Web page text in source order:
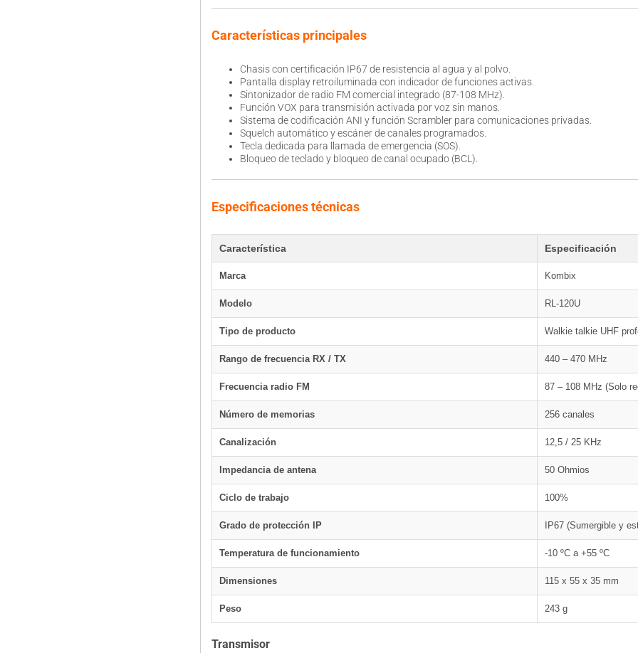
Características principales
Chasis con certificación IP67 de resistencia al agua y al polvo.
Pantalla display retroiluminada con indicador de funciones activas.
Sintonizador de radio FM comercial integrado (87-108 MHz).
Función VOX para transmisión activada por voz sin manos.
Sistema de codificación ANI y función Scrambler para comunicaciones privadas.
Squelch automático y escáner de canales programados.
Tecla dedicada para llamada de emergencia (SOS).
Bloqueo de teclado y bloqueo de canal ocupado (BCL).
Especificaciones técnicas
Característica Especificación
Marca Kombix
Modelo RL-120U
Tipo de producto Walkie talkie UHF
Rango de frecuencia RX / TX 440 – 470 MHz
Frecuencia radio FM 87 – 108 MHz (Solo
Número de memorias 256 canales
Canalización 12,5 / 25 KHz
Impedancia de antena 50 Ohmios
Ciclo de trabajo 100%
Grado de protección IP IP67 (Sumergible y
Temperatura de funcionamiento -10 ºC a +55 ºC
Dimensiones 115 x 55 x 35 mm
Peso 243 g
Transmisor